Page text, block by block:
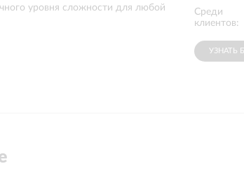
уровня сложности для любой
Среди
клиентов:
Русагро
УЗНАТЬ